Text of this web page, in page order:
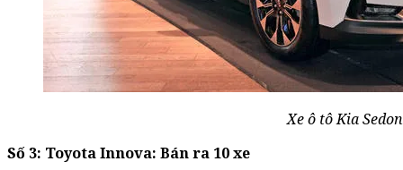
Xe ô tô Kia
Số 3: Toyota Innova: Bán ra 10 xe